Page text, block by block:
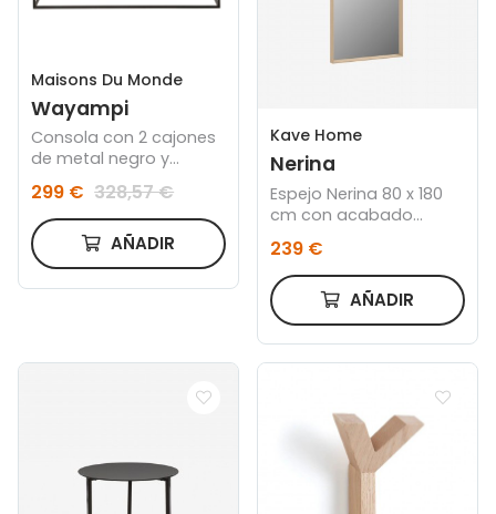
Maisons Du Monde
Wayampi
Consola con 2 cajones
de metal negro y
mango macizo
299 € 328,57 €
AÑADIR
Kave Home
Nerina
Espejo Nerina 80 x 180
cm con acabado
239 €
AÑADIR